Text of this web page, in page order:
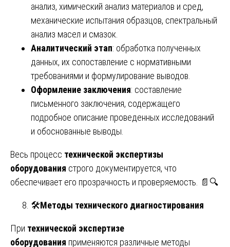
анализ, химический анализ материалов и сред,
механические испытания образцов, спектральный
анализ масел и смазок.
Аналитический этап: обработка полученных
данных, их сопоставление с нормативными
требованиями и формулирование выводов.
Оформление заключения: составление
письменного заключения, содержащего
подробное описание проведенных исследований
и обоснованные выводы.
Весь процесс технической экспертизы
оборудования строго документируется, что
обеспечивает его прозрачность и проверяемость. 📄🔍
🛠️Методы технического диагностирования
При технической экспертизе
оборудования применяются различные методы